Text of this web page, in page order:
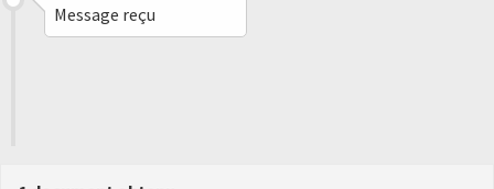
Message reçu